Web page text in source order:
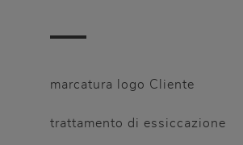
marcatura logo Cliente
trattamento di essiccazione